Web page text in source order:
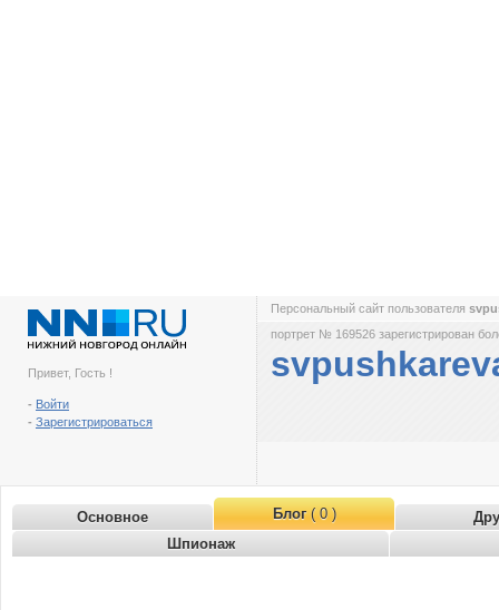
Привет, Гость !
- Войти
- Зарегистрироваться
Персональный сайт пользователя
портрет № 169526 зарегистрирован
Основное Блог( 0 )
Шпионаж